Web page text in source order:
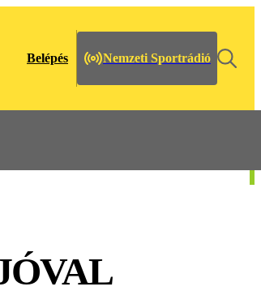
Belépés Nemzeti Sportrádió